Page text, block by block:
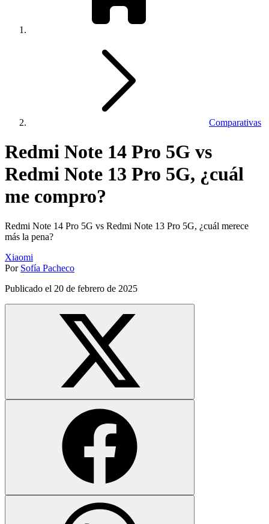
Comparativas
Redmi Note 14 Pro 5G vs
Redmi Note 13 Pro 5G, ¿cuál
me compro?
Redmi Note 14 Pro 5G vs Redmi Note 13 Pro 5G, ¿cuál merece
más la pena?
Xiaomi
Por Sofía Pacheco
Publicado el 20 de febrero de 2025